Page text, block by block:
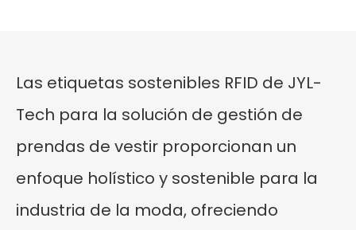
Las etiquetas sostenibles RFID de JYL-
Tech para la solución de gestión de
prendas de vestir proporcionan un
enfoque holístico y sostenible para la
industria de la moda, ofreciendo